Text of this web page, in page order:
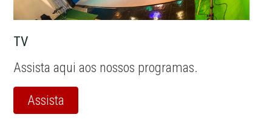
TV
Assista aqui aos nossos programas.
Assista